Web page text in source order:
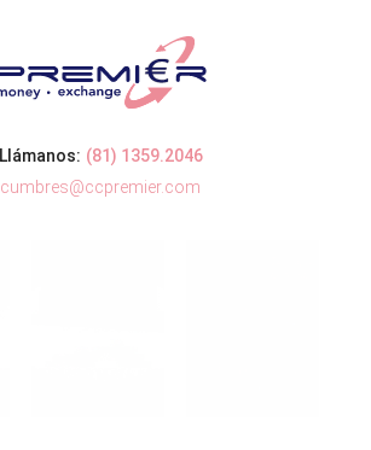
Llámanos: (81) 1359.2046
cumbres@ccpremier.com